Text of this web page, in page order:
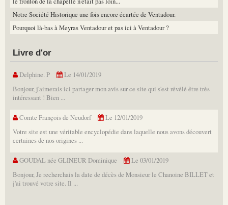
Notre Société Historique une fois encore écartée de Ventadour.
Pourquoi là-bas à Meyras Ventadour et pas ici à Ventadour ?
Livre d'or
Delphine. P
Le 14/01/2019
Bonjour, j'aimerais ici partager mon avis sur ce site qui s'est révélé être très
intéressant ! Bien ...
Comte François de Neudorf
Le 12/01/2019
Votre site est une véritable encyclopédie dans laquelle nous avons découvert
certaines de nos origines ...
GOUDAL née GLINEUR Dominique
Le 03/01/2019
Bonjour, Je recherchais la date de décès de Monsieur le Chanoine BILLET et
j'ai trouvé votre site. Il ...